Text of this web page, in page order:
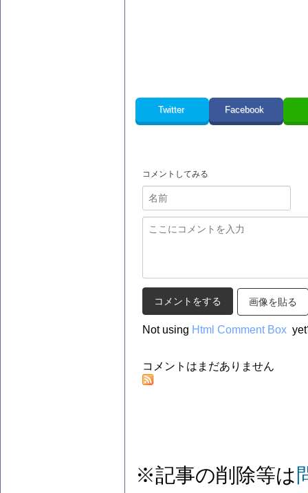
Twitter Facebook
コメントしてみる
画像を貼る
Not using Html Comment Box
コメントはまだありません
※記事の削除等は